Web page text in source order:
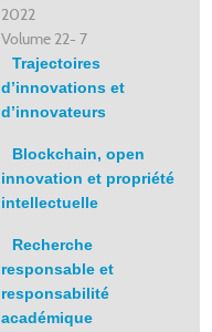
2022
Volume 22- 7
Trajectoires
d’innovations et
d’innovateurs
Blockchain, open
innovation et propriété
intellectuelle
Recherche
responsable et
responsabilité
académique